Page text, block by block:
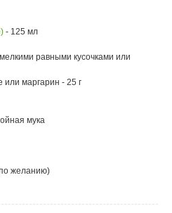
- 125 мл
равными кусочками или
или маргарин - 25 г
мука
желанию)